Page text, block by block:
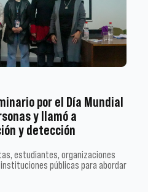
por el Día Mundial
y llamó a
y detección
estudiantes, organizaciones
públicas para abordar